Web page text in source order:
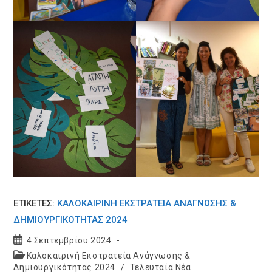
ΕΤΙΚΕΤΈΣ: ΚΑΛΟΚΑΙΡΙΝΉ ΕΚΣΤΡΑΤΕΊΑ ΑΝΆΓΝΩΣΗΣ &
ΔΗΜΙΟΥΡΓΙΚΌΤΗΤΑΣ 2024
Post
published:
4 Σεπτεμβρίου 2024
Post
category:
Καλοκαιρινή Εκστρατεία Ανάγνωσης &
Δημιουργικότητας 2024
/ Τελευταία Νέα